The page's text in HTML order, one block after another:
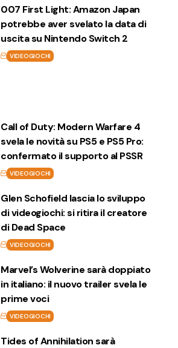
007 First Light: Amazon Japan
potrebbe aver svelato la data di
uscita su Nintendo Switch 2
VIDEOGIOCHI
Call of Duty: Modern Warfare 4
svela le novità su PS5 e PS5 Pro:
confermato il supporto al PSSR
VIDEOGIOCHI
Glen Schofield lascia lo sviluppo
di videogiochi: si ritira il creatore
di Dead Space
VIDEOGIOCHI
Marvel’s Wolverine sarà doppiato
in italiano: il nuovo trailer svela le
prime voci
VIDEOGIOCHI
Tides of Annihilation sarà